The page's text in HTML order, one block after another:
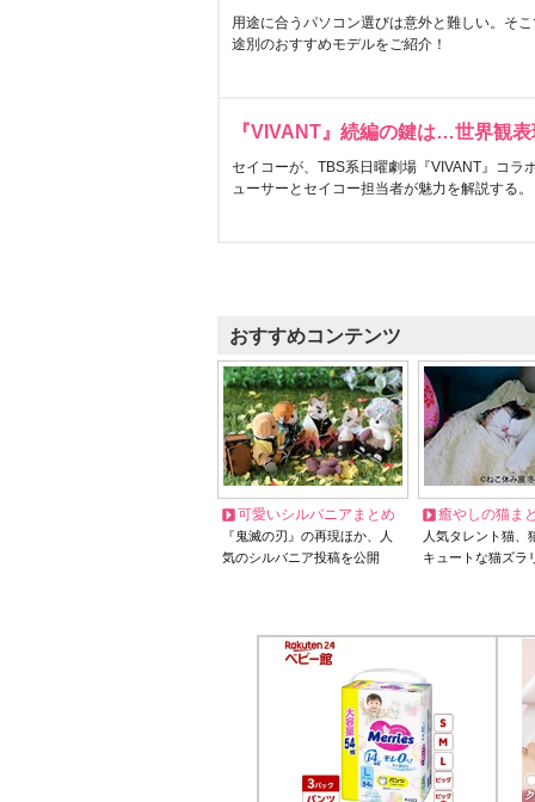
用途に合うパソコン選びは意外と難しい。そ
途別のおすすめモデルをご紹介！
『VIVANT』続編の鍵は…世界観
セイコーが、TBS系日曜劇場『VIVANT』コラ
ューサーとセイコー担当者が魅力を解説する。
おすすめコンテンツ
可愛いシルバニアまとめ
『鬼滅の刃』の再現ほか、人
気のシルバニア投稿を公開
癒やしの猫ま
人気タレント猫
キュートな猫ズラ